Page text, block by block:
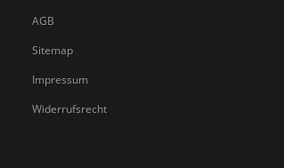
AGB
Sitemap
Impressum
Widerrufsrecht